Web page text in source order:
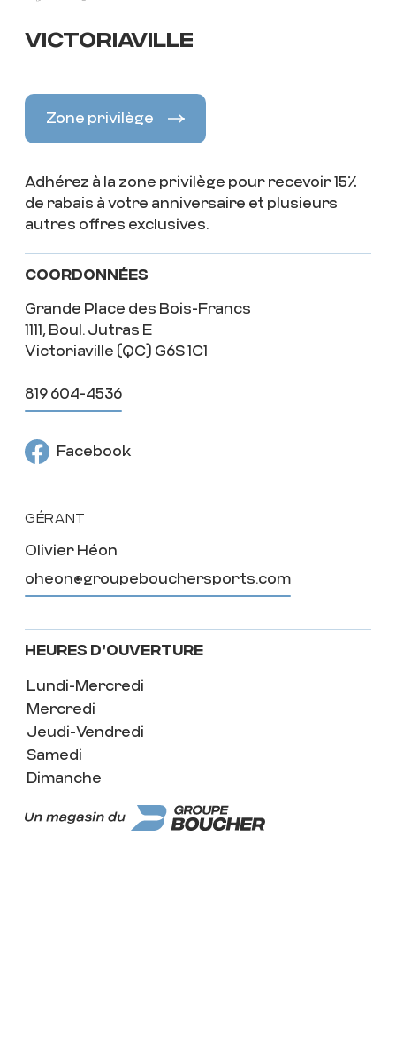
VICTORIAVILLE
Zone privilège
Adhérez à la zone privilège pour recevoir 15%
de rabais à votre anniversaire et plusieurs
autres offres exclusives.
Coordonnées
Grande Place des Bois-Francs
1111, Boul. Jutras E
Victoriaville (QC) G6S 1C1
Facebook
819 604-4536
GÉRANT
Olivier Héon
oheon@groupebouchersports.com
Heures d’ouverture
Lundi-Mercredi
Mercredi
Jeudi-Vendredi
Samedi
Dimanche